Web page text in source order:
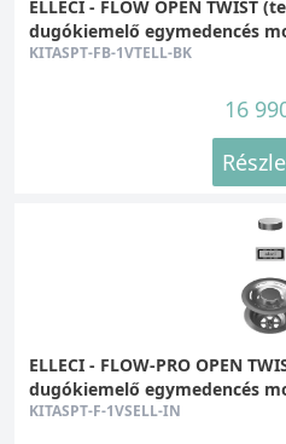
ELLECI - FLOW OPEN TWIST
dugókiemelő egymedencés
KITASPT-FB-1VTELL-BK
16
ELLECI - FLOW-PRO OPEN
dugókiemelő egymedencés
KITASPT-F-1VSELL-IN